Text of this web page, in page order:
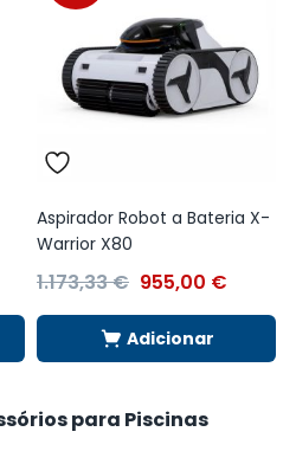
Aspirador Robot a Bateria X-
Warrior X80
1.173,33€ 955,00 €
Adicionar
para Piscinas